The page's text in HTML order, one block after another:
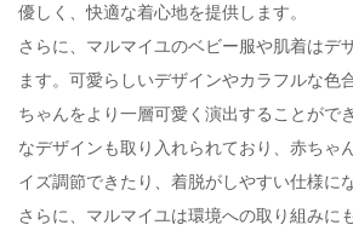
優しく、快適な着心地を提供します。
さらに、マルマイユのベビー服や肌着はデ
ます。可愛らしいデザインやカラフルな色
ちゃんをより一層可愛く演出することがで
なデザインも取り入れられており、赤ちゃ
イズ調節できたり、着脱がしやすい仕様に
さらに、マルマイユは環境への取り組みに